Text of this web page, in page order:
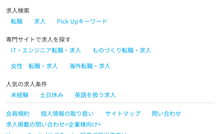
求人検索
転職
求人 Pick Upキーワード
専門サイトで求人を探す
IT・エンジニア転職・求人
ものづくり転職・求人
女性 転職・求人
海外転職・求人
人気の求人条件
未経験
土日休み 英語を扱う求人
会員規約 個人情報の取り扱い サイトマップ
問い合わせ
求人掲載の問い合わせ<企業様向け>